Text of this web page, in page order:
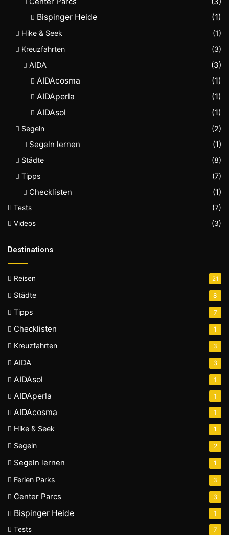
Bispinger Heide
(1)
Hike & Seek
(1)
Kreuzfahrten
(3)
AIDA
(3)
AIDAcosma
(1)
AIDAperla
(1)
AIDAsol
(1)
Segeln (2)
Segeln lernen (1)
Städte
(8)
Tipps
(7)
Checklisten (1)
Tests
(7)
Videos
(3)
Destinations
Reisen 21
Städte 8
Tipps 7
Checklisten 1
Kreuzfahrten 3
AIDA 3
AIDAsol 1
AIDAperla 1
AIDAcosma 1
Hike & Seek 1
Segeln 2
Segeln lernen 1
Ferien Parks 3
Center Parcs 3
Bispinger Heide
1
Tests
7